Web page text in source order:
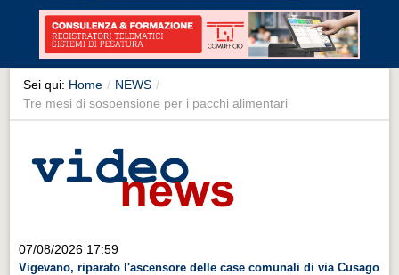
NEWS
Cronaca
Cronaca
Artes et Artificia
Sport
Territorio
Sei qui: Home / NEWS /
Tre mesi di sospensione per i pacchi alimentari
07/08/2026 17:59
Vigevano, riparato l'ascensore delle case comunali di via Cusago